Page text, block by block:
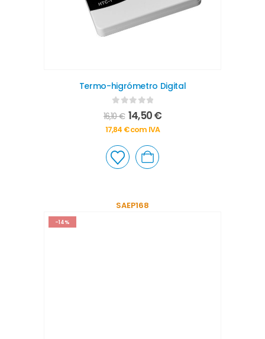
Termo-higrómetro Digital
out of 5
16,10€ 14,50€
17,84 €com IVA
SAEP168
-14%